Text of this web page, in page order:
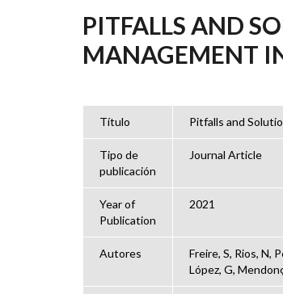
PITFALLS AND
MANAGEMENT
Título Pitfalls and
Tipo de
publicación
Journal Article
Year of
Publication
2021
Autores
Freire, S, Rios, N,
López, G,